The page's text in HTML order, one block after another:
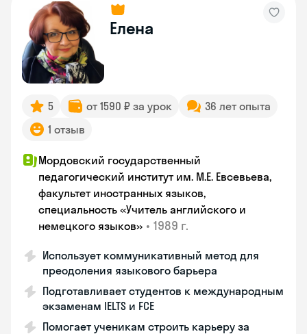
Елена
5 от 1590 ₽ за урок
36 лет опыта
1 отзыв
Мордовский государственный
педагогический институт им. М.Е. Евсевьева,
факультет иностранных языков,
специальность «Учитель английского и
немецкого языков» • 1989 г.
Использует коммуникативный метод для
преодоления языкового барьера
Подготавливает студентов к международным
экзаменам IELTS и FCE
Помогает ученикам строить карьеру за